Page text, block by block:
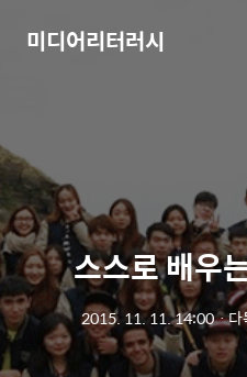
미디어리터러시
스스로 배우
2015. 11. 11. 14:00ㆍ다